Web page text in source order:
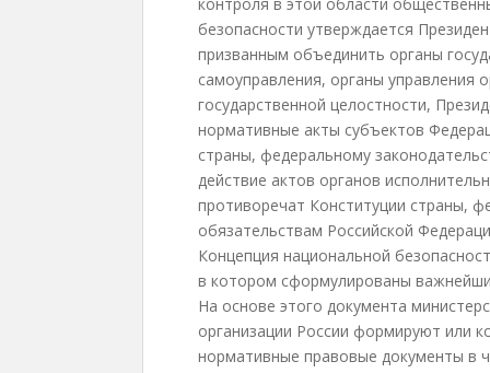
безопасности утверждается
призванным объединить органы
самоуправления, органы управления
государственной целостности,
нормативные акты субъектов
страны, федеральному
действие актов органов
противоречат Конституции страны,
обязательствам Российской
Концепция национальной
в котором сформулированы
На основе этого документа
организации России формируют или
нормативные правовые документы в